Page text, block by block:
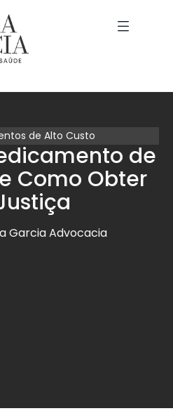
de Alto Custo
de
Como Obter
Garcia Advocacia